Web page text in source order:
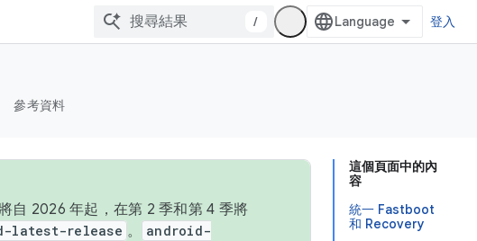
/ 登入
參考資料
這個頁面中的內
容
統一 Fastboot
和 Recovery
自 2026 年起，在第 2 季和第 4 季將
latest-release 。
android-